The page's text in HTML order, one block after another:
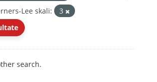
Lee skali:
3
search.